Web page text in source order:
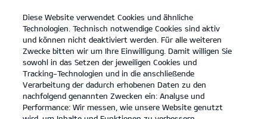
open
menu
KONTAKT
Entdecken
... ENTDECKEN
Diese Website verwendet Cookies und ähnliche
Technologien. Technisch notwendige Cookies sind aktiv
und können nicht deaktiviert werden. Für alle weiteren
Zwecke bitten wir um Ihre Einwilligung. Damit willigen Sie
sowohl in das Setzen der jeweiligen Cookies und
Tracking-Technologien und in die anschließende
Verarbeitung der dadurch erhobenen Daten zu den
nachfolgend genannten Zwecken ein: Analyse und
Performance: Wir messen, wie unsere Website genutzt